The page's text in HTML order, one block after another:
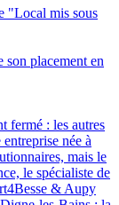
"Local mis sous
son placement en
fermé : les autres
entreprise née à
mais le
le spécialiste de
4Besse & Aupy